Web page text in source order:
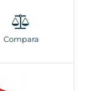
Compara